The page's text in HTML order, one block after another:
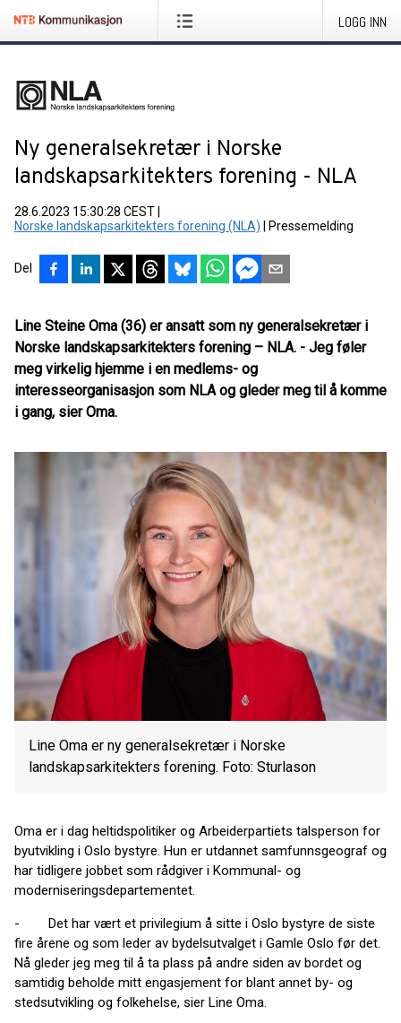
LOGG INN
Ny generalsekretær i Norske
landskapsarkitekters forening - NLA
28.6.2023 15:30:28 CEST
Norske landskapsarkitekters forening (NLA)
Pressemelding
Del
Line Steine Oma (36) er ansatt som ny generalsekretær i
Norske landskapsarkitekters forening – NLA. - Jeg føler
meg virkelig hjemme i en medlems- og
interesseorganisasjon som NLA og gleder meg til å komme
i gang, sier Oma.
Line Oma er ny generalsekretær i Norske
landskapsarkitekters forening. Foto: Sturlason
Oma er i dag heltidspolitiker og Arbeiderpartiets talsperson for
byutvikling i Oslo bystyre. Hun er utdannet samfunnsgeograf og
har tidligere jobbet som rådgiver i Kommunal- og
moderniseringsdepartementet.
- Det har vært et privilegium å sitte i Oslo bystyre de siste
fire årene og som leder av bydelsutvalget i Gamle Oslo før det.
Nå gleder jeg meg til å ta plass på andre siden av bordet og
samtidig beholde mitt engasjement for blant annet by- og
stedsutvikling og folkehelse, sier Line Oma.